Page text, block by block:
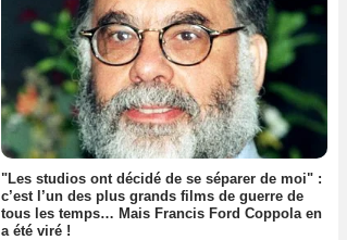
"Les studios ont décidé de se séparer de moi" :
c’est l’un des plus grands films de guerre de
tous les temps… Mais Francis Ford Coppola en
a été viré !